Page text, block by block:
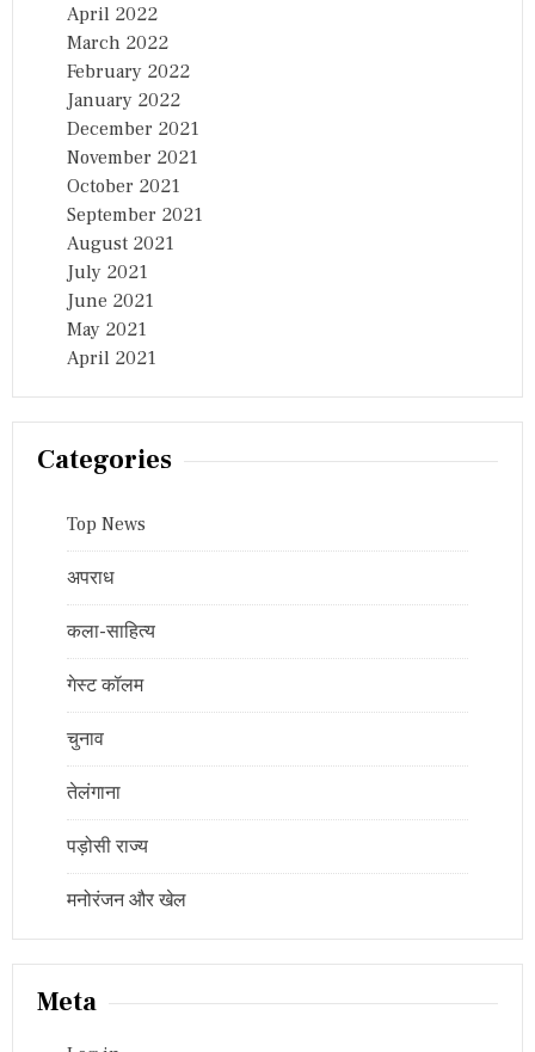
April 2022
March 2022
February 2022
January 2022
December 2021
November 2021
October 2021
September 2021
August 2021
July 2021
June 2021
May 2021
April 2021
Categories
Top News
अपराध
कला-साहित्य
गेस्ट कॉलम
चुनाव
तेलंगाना
पड़ोसी राज्य
मनोरंजन और खेल
Meta